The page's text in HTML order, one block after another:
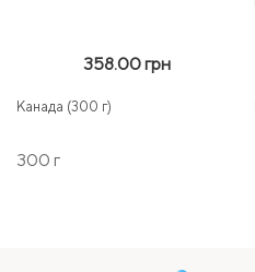
358.00 грн
Канада (300 г)
300 г